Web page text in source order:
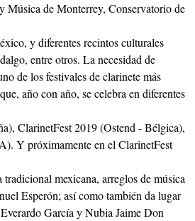
Música de Monterrey, Conservatorio de
y diferentes recintos culturales
entre otros. La necesidad de
de los festivales de clarinete más
año con año, se celebra en diferentes
ClarinetFest 2019 (Ostend - Bélgica),
Y próximamente en el ClarinetFest
mexicana, arreglos de música
Esperón; así como también da lugar
García y Nubia Jaime Don